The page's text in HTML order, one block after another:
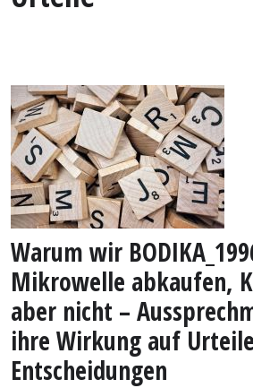
Warum wir
Mikrowelle abkaufen,
aber nicht –
ihre Wirkung auf
Entscheidungen